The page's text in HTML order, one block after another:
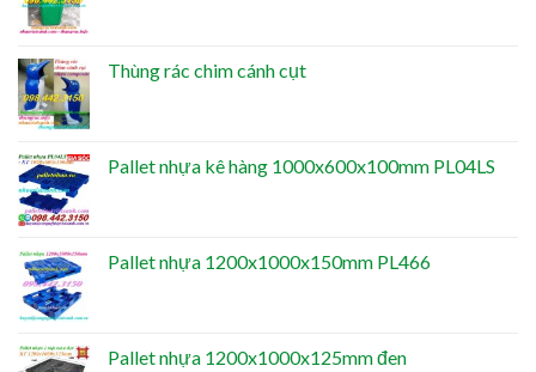
Thùng rác chim cánh cụt
Pallet nhựa kê hàng 1000x600x100mm PL04LS
Pallet nhựa 1200x1000x150mm PL466
Pallet nhựa 1200x1000x125mm đen